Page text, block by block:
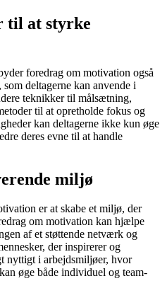
til at styrke
foredrag om motivation også
deltagerne kan anvende i
teknikker til målsætning,
til at opretholde fokus og
kan deltagerne ikke kun øge
deres evne til at handle
miljø
er at skabe et miljø, der
om motivation kan hjælpe
af et støttende netværk og
der inspirerer og
nyttigt i arbejdsmiljøer, hvor
øge både individuel og team-